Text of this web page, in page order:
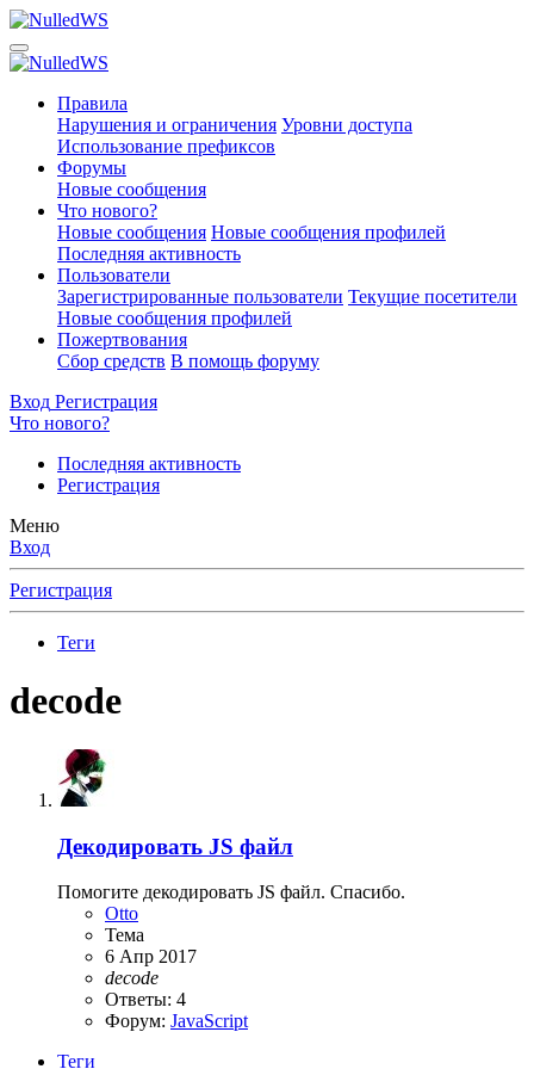
Правила
Нарушения и ограничения Уровни доступа
Использование префиксов
Форумы
Новые сообщения
Что нового?
Новые сообщения Новые сообщения профилей
Последняя активность
Пользователи
Зарегистрированные пользователи Текущие посетители
Новые сообщения профилей
Пожертвования
Сбор средств В помощь форуму
Вход Регистрация
Что нового?
Последняя активность
Регистрация
Меню
Вход
Регистрация
Теги
decode
Декодировать JS файл
Помогите декодировать JS файл. Спасибо.
Otto
Тема
6 Апр 2017
decode
Ответы: 4
Форум: JavaScript
Теги